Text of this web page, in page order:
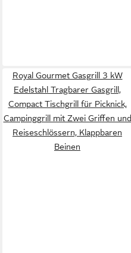
Royal Gourmet Gasgrill 3 kW
Edelstahl Tragbarer Gasgrill,
Compact Tischgrill für Picknick,
Campinggrill mit Zwei Griffen und
Reiseschlössern, Klappbaren
Beinen